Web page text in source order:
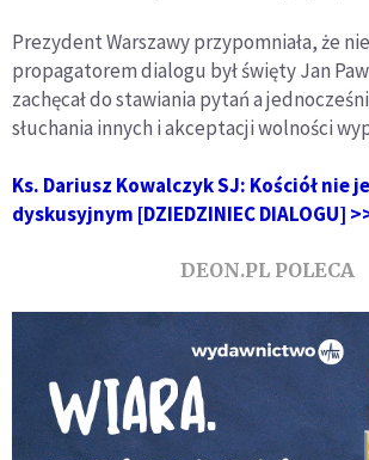
Prezydent Warszawy przypomniała, że
propagatorem dialogu był święty Jan
zachęcał do stawiania pytań a
słuchania innych i akceptacji wolności
Ks. Dariusz Kowalczyk SJ: Kościół nie
dyskusyjnym [DZIEDZINIEC DIALOGU]
DEON.PL POLECA